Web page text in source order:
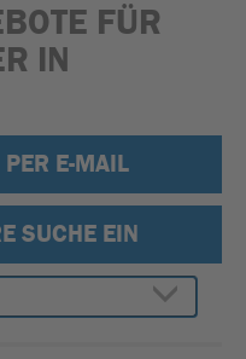
FÜR
IN
PER E-MAIL
SUCHE EIN